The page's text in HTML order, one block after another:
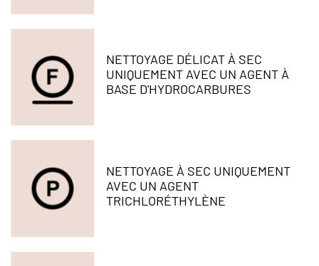
NETTOYAGE DÉLICAT À SEC
UNIQUEMENT AVEC UN AGENT À
BASE D'HYDROCARBURES
NETTOYAGE À SEC UNIQUEMENT
AVEC UN AGENT
TRICHLORÉTHYLÈNE